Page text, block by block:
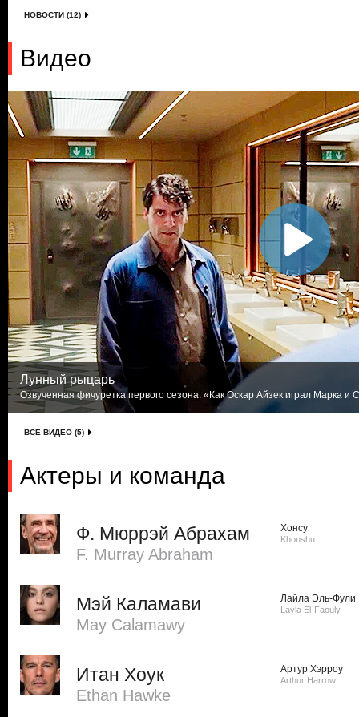
НОВОСТИ (12)
Видео
Лунный рыцарь
Озвученная фичуретка первого сезона: «Как Оскар Айзек играл Марка и
ВСЕ ВИДЕО (5)
Актеры и команда
Ф. Мюррэй Абрахам
F. Murray Abraham
Хонсу
Khonshu
Мэй Каламави
May Calamawy
Лайла Эль-Фули
Layla El-Faouly
Итан Хоук
Ethan Hawke
Артур Хэрроу
Arthur Harrow